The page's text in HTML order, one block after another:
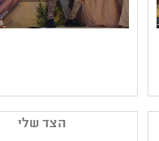
שיא(גושן)
קטגוריה: תיאטרון
הצד שלי